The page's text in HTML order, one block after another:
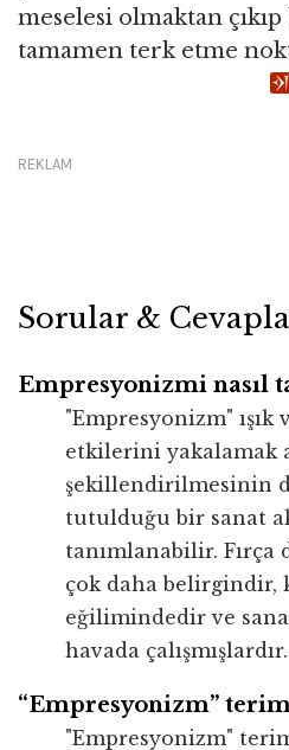
meselesi olmaktan
tamamen terk etme
REKLAM
Sorular &
Empresyonizmi nasıl
"Empresyonizm" ışık
etkilerini yakalamak
şekillendirilmesinin
tutulduğu bir sanat
tanımlanabilir.
çok daha belirgindir,
eğilimindedir ve
havada çalışmışlardır.
“Empresyonizm”
"Empresyonizm"